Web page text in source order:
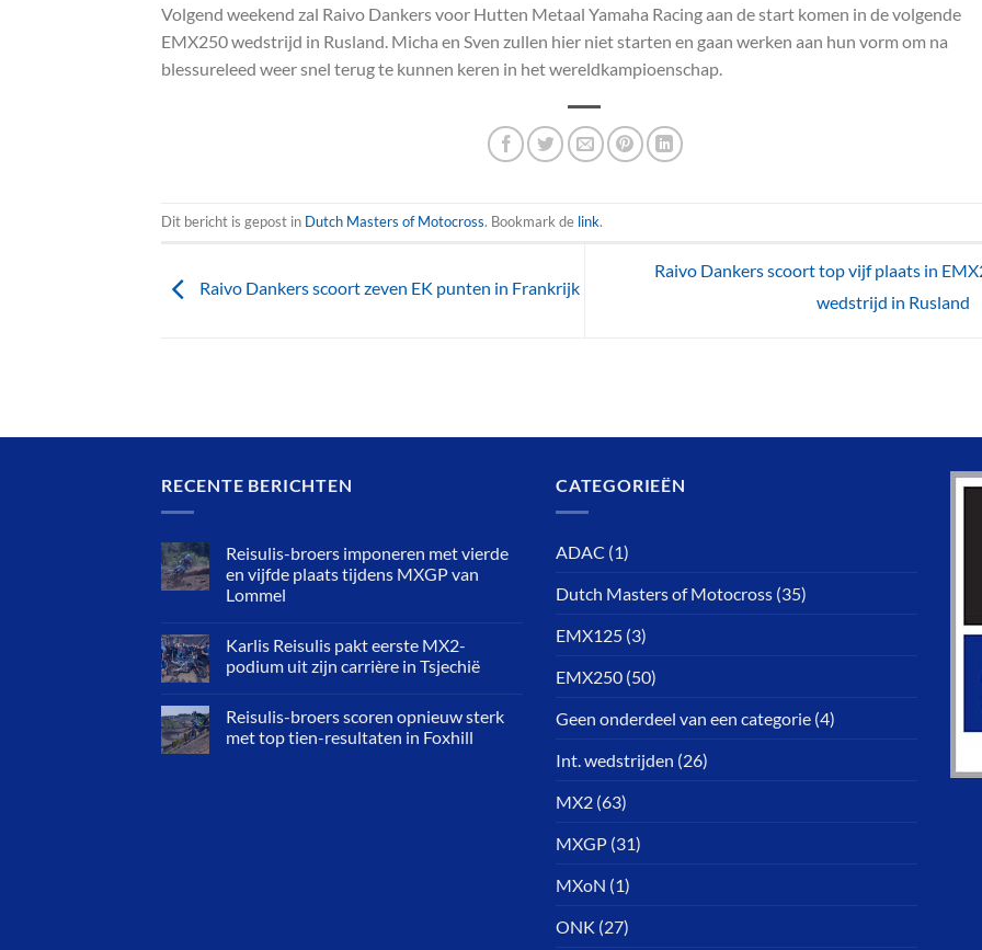
Volgend weekend zal Raivo Dankers voor Hutten Metaal Yamaha Racing aan de start komen in de volgende
EMX250 wedstrijd in Rusland. Micha en Sven zullen hier niet starten en gaan werken aan hun vorm om na
blessureleed weer snel terug te kunnen keren in het wereldkampioenschap.
Dit bericht is gepost in Dutch Masters of Motocross. Bookmark de link.
Raivo Dankers scoort zeven EK punten in Frankrijk
Raivo Dankers scoort top vijf plaats in
wedstrijd in Rusland
RECENTE BERICHTEN
Reisulis-broers imponeren met vierde
en vijfde plaats tijdens MXGP van
Lommel
Karlis Reisulis pakt eerste MX2-
podium uit zijn carrière in Tsjechië
Reisulis-broers scoren opnieuw sterk
met top tien-resultaten in Foxhill
CATEGORIEËN
ADAC (1)
Dutch Masters of Motocross (35)
EMX125 (3)
EMX250 (50)
Geen onderdeel van een categorie (4)
Int. wedstrijden (26)
MX2 (63)
MXGP (31)
MXoN (1)
ONK (27)